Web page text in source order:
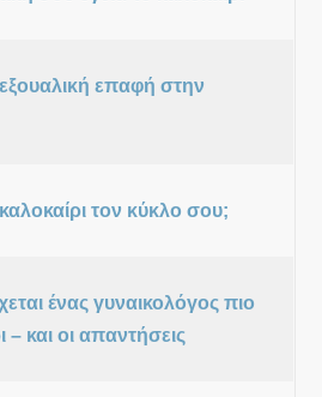
επαφή στην
τον κύκλο σου;
ένας γυναικολόγος πιο
– και οι απαντήσεις